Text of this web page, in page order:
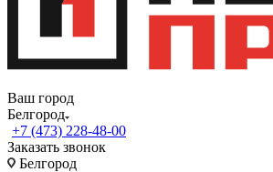
Ваш город
Белгород
+7 (473) 228-48-00
Заказать звонок
Белгород